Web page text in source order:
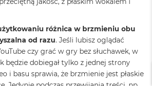
różnica w brzmieniu obu
od razu. Jeśli lubisz oglądać
czy grać w gry bez słuchawek, w
będzie dobiegał tylko z jednej strony
i basu sprawia, że brzmienie jest płaskie